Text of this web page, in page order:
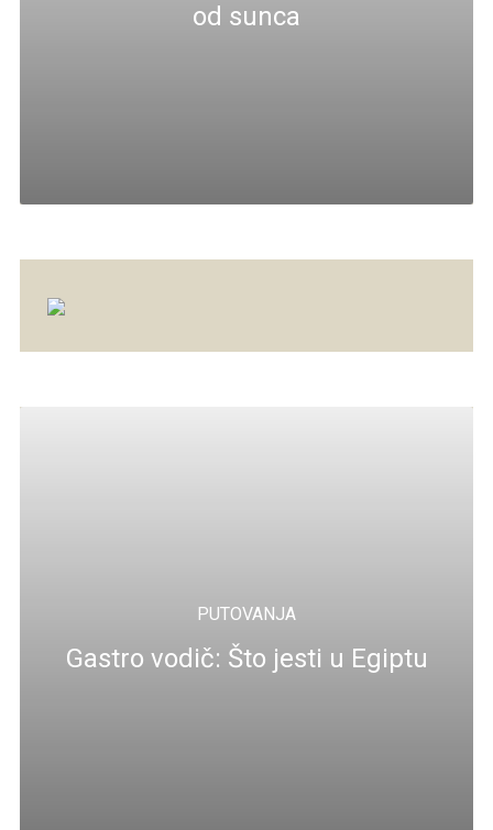
od sunca
PUTOVANJA
Gastro vodič: Što jesti u Egiptu